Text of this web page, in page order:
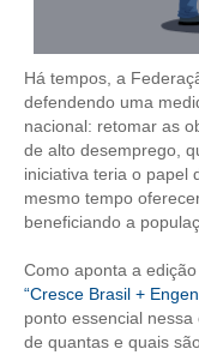
CONTRIBUIÇÃO
CONTRIBUIÇÃO
REVISÃO DE
FGTS CORREÇÃO
LEGISLAÇÃO
Há tempos, a
defendendo uma
nacional: retomar as
de alto desemprego,
iniciativa teria o papel
mesmo tempo
beneficiando a
Como aponta a edição
“Cresce Brasil +
ponto essencial
de quantas e quais